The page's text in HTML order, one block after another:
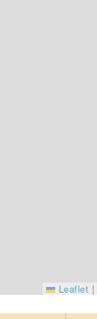
Leaflet |